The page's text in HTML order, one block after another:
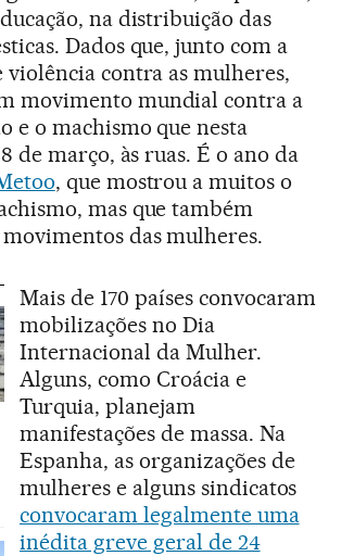
na distribuição das
Dados que, junto com a
violência contra as mulheres,
movimento mundial contra a
e o machismo que nesta
de março, às ruas. É o ano da
, que mostrou a muitos o
mas que também
das mulheres.
Mais de 170 países convocaram
mobilizações no Dia
Internacional da Mulher.
Alguns, como Croácia e
Turquia, planejam
manifestações de massa. Na
Espanha, as organizações de
mulheres e alguns sindicatos
convocaram legalmente uma
inédita greve geral de 24